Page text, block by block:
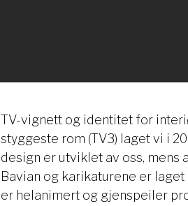
TV-vignett og identitet for
styggeste rom (TV3) laget vi i
design er utviklet av oss, mens
Bavian og karikaturene er laget
er helanimert og gjenspeiler